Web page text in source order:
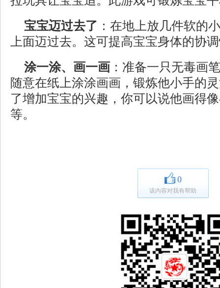
宝宝迈过去了 ：在地上放几件软的
上面迈过去。这可提高宝宝身体的协
涂一涂、画一画 ：准备一只无毒画
随意在纸上涂涂画画，锻炼他小手的
了增加宝宝的兴趣，你可以说他画得
等。
0
该内容对我有帮助